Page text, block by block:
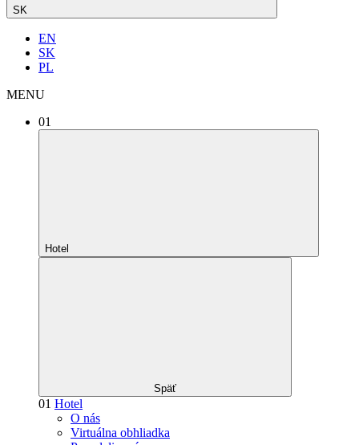
SK
EN
SK
PL
MENU
01
Hotel
Späť
01 Hotel
O nás
Virtuálna obhliadka